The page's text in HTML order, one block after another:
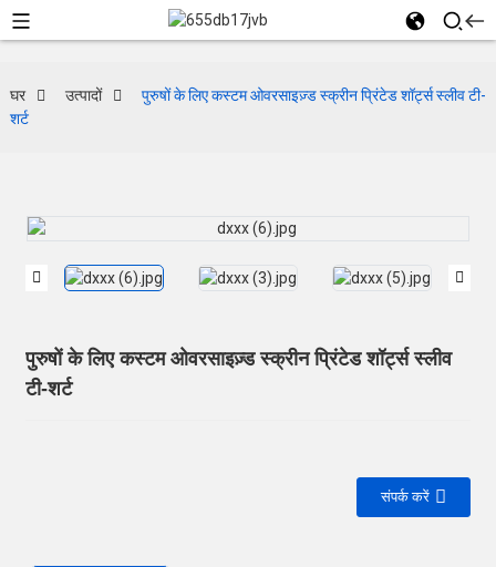
घर उत्पादों
पुरुषों के लिए कस्टम ओवरसाइज़्ड स्क्रीन प्रिंटेड शॉर्ट्स स्लीव टी-
शर्ट
पुरुषों के लिए कस्टम ओवरसाइज़्ड स्क्रीन प्रिंटेड शॉर्ट्स स्लीव
टी-शर्ट
संपर्क करें